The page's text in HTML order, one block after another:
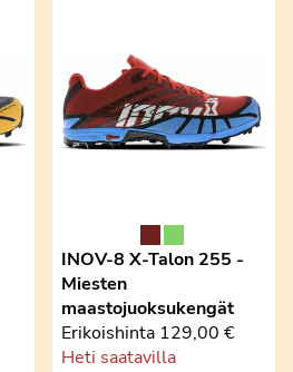
INOV-8 X-Talon 255 -
Miesten
maastojuoksukengät
Erikoishinta 129,00 €
Heti saatavilla